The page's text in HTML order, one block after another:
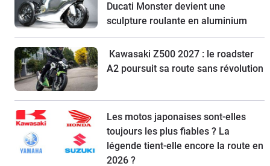
Ducati Monster devient une
sculpture roulante en aluminium
Kawasaki Z500 2027 : le roadster
A2 poursuit sa route sans révolution
Les motos japonaises sont-elles
toujours les plus fiables ? La
légende tient-elle encore la route en
2026 ?